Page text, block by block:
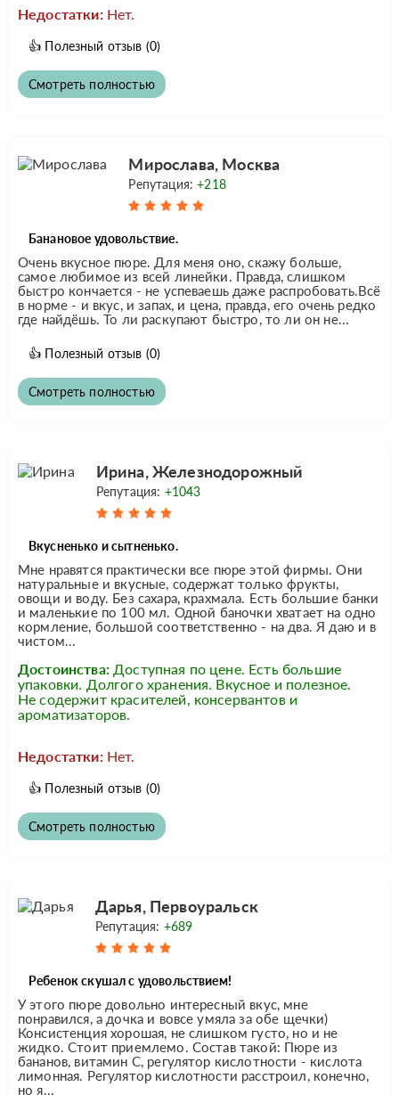
Недостатки: Нет.
👍 Полезный отзыв (0)
Смотреть полностью
Мирослава, Москва
Репутация:+218
Банановое удовольствие.
Очень вкусное пюре. Для меня оно, скажу больше,
самое любимое из всей линейки. Правда, слишком
быстро кончается - не успеваешь даже распробовать.Всё
в норме - и вкус, и запах, и цена, правда, его очень редко
где найдёшь. То ли раскупают быстро, то ли он не...
👍 Полезный отзыв (0)
Смотреть полностью
Ирина, Железнодорожный
Репутация: +1043
Вкусненько и сытненько.
Мне нравятся практически все пюре этой фирмы. Они
натуральные и вкусные, содержат только фрукты,
овощи и воду. Без сахара, крахмала. Есть большие банки
и маленькие по 100 мл. Одной баночки хватает на одно
кормление, большой соответственно - на два. Я даю и в
чистом...
Достоинства: Доступная по цене. Есть большие
упаковки. Долгого хранения. Вкусное и полезное.
Не содержит красителей, консервантов и
ароматизаторов.
Недостатки: Нет.
👍 Полезный отзыв (0)
Смотреть полностью
Дарья, Первоуральск
Репутация: +689
Ребенок скушал с удовольствием!
У этого пюре довольно интересный вкус, мне
понравился, а дочка и вовсе умяла за обе щечки)
Консистенция хорошая, не слишком густо, но и не
жидко. Стоит приемлемо. Состав такой: Пюре из
бананов, витамин С, регулятор кислотности - кислота
лимонная. Регулятор кислотности расстроил, конечно,
но я...